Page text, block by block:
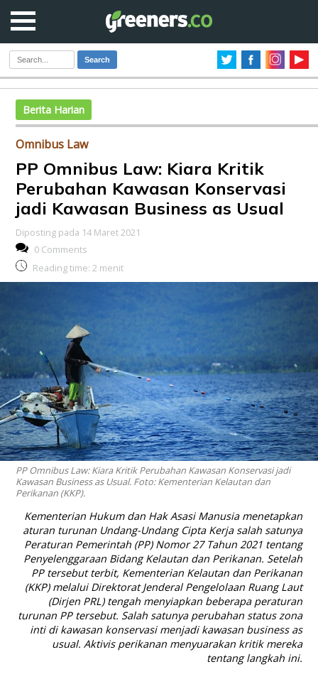
Search
Berita Harian
Omnibus Law
PP Omnibus Law: Kiara Kritik
Perubahan Kawasan Konservasi
jadi Kawasan Business as Usual
Diposting pada 14 Maret 2021
0 Comments
Reading time: 2 menit
PP Omnibus Law: Kiara Kritik Perubahan Kawasan Konservasi jadi
Kawasan Business as Usual. Foto: Kementerian Kelautan dan
Perikanan (KKP).
Kementerian Hukum dan Hak Asasi Manusia menetapkan
aturan turunan Undang-Undang Cipta Kerja salah satunya
Peraturan Pemerintah (PP) Nomor 27 Tahun 2021 tentang
Penyelenggaraan Bidang Kelautan dan Perikanan. Setelah
PP tersebut terbit, Kementerian Kelautan dan Perikanan
(KKP) melalui Direktorat Jenderal Pengelolaan Ruang Laut
(Dirjen PRL) tengah menyiapkan beberapa peraturan
turunan PP tersebut. Salah satunya perubahan status zona
inti di kawasan konservasi menjadi kawasan business as
usual. Aktivis perikanan menyuarakan kritik mereka
tentang langkah ini.